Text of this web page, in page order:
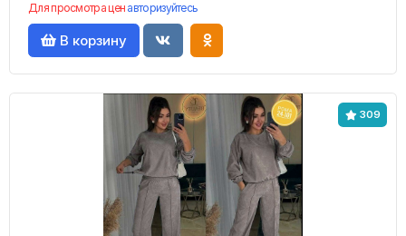
Для просмотра цен авторизуйтесь
В корзину
309